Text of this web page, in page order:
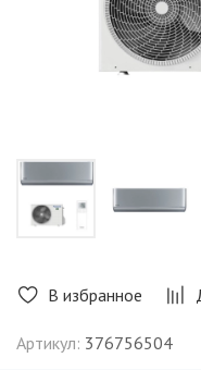
В избранное
Артикул: 376756504